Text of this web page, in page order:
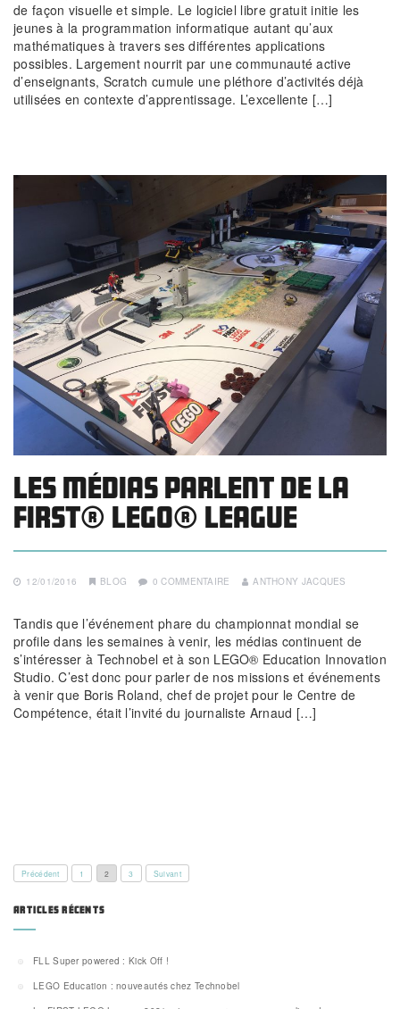
de façon visuelle et simple. Le logiciel libre gratuit initie les
jeunes à la programmation informatique autant qu’aux
mathématiques à travers ses différentes applications
possibles. Largement nourrit par une communauté active
d’enseignants, Scratch cumule une pléthore d’activités déjà
utilisées en contexte d’apprentissage. L’excellente […]
Les médias parlent de la
FIRST® LEGO® League
12/01/2016 BLOG 0 COMMENTAIRE ANTHONY JACQUES
Tandis que l’événement phare du championnat mondial se
profile dans les semaines à venir, les médias continuent de
s’intéresser à Technobel et à son LEGO® Education Innovation
Studio. C’est donc pour parler de nos missions et événements
à venir que Boris Roland, chef de projet pour le Centre de
Compétence, était l’invité du journaliste Arnaud […]
Précédent 1 2 3 Suivant
ARTICLES RÉCENTS
FLL Super powered : Kick Off !
LEGO Education : nouveautés chez Technobel